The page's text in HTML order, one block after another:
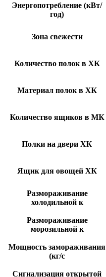
Энергопотребление (кВт/
год)
Зона свежести
Количество полок в ХК
Материал полок в ХК
Количество ящиков в МК
Полки на двери ХК
Ящик для овощей ХК
Размораживание
холодильной к
Размораживание
морозильной к
Мощность замораживания
(кг/c
Сигнализация открытой